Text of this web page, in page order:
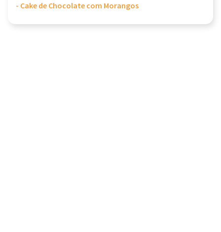
- Cake de Chocolate com Morangos